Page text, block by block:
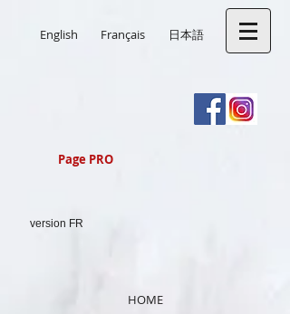
English Français 日本語
Page PRO
version FR
HOME